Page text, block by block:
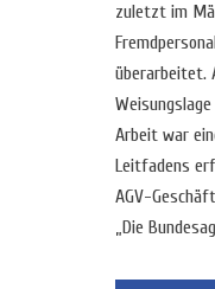
zuletzt im
überarbeitet.
Arbeit war
Leitfadens
AGV-
„Die